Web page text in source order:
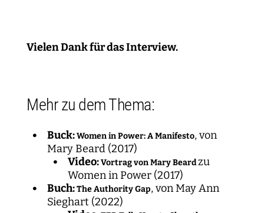
Vielen Dank für das Interview.
Mehr zu dem Thema:
Buck:Women in Power: A Manifesto, von
Mary Beard (2017)
Video:Vortrag von Mary Beardzu
Women in Power (2017)
Buch:The Authority Gap, von May Ann
Sieghart (2022)